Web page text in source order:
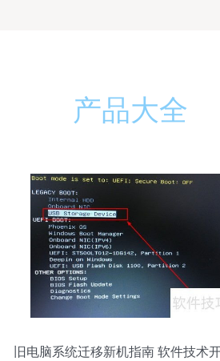
产品大全
旧电脑系统迁移新机指南 软件技术